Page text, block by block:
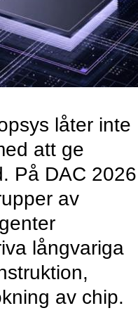
låter inte
att ge
På DAC 2026
av
långvariga
av chip.